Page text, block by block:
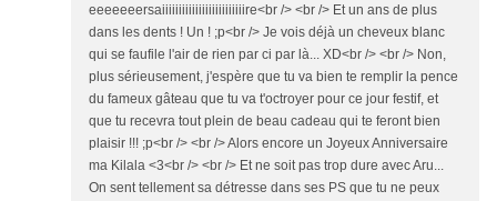
eeeeeeersaiiiiiiiiiiiiiiiiiiiiiiiiire<br /> <br /> Et un ans de plus
dans les dents ! Un ! ;p<br /> Je vois déjà un cheveux blanc
qui se faufile l'air de rien par ci par là... XD<br /> <br /> Non,
plus sérieusement, j'espère que tu va bien te remplir la pence
du fameux gâteau que tu va t'octroyer pour ce jour festif, et
que tu recevra tout plein de beau cadeau qui te feront bien
plaisir !!! ;p<br /> <br /> Alors encore un Joyeux Anniversaire
ma Kilala <3<br /> <br /> Et ne soit pas trop dure avec Aru...
On sent tellement sa détresse dans ses PS que tu ne peux